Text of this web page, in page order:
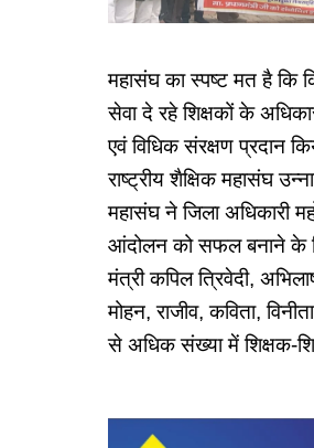
महासंघ का स्पष्ट मत है कि
सेवा दे रहे शिक्षकों के
एवं विधिक संरक्षण प्रदान
राष्ट्रीय शैक्षिक महासंघ
महासंघ ने जिला अधिकारी
आंदोलन को सफल बनाने के
मंत्री कपिल त्रिवेदी,
मोहन, राजीव, कविता,
से अधिक संख्या में शिक्षक-